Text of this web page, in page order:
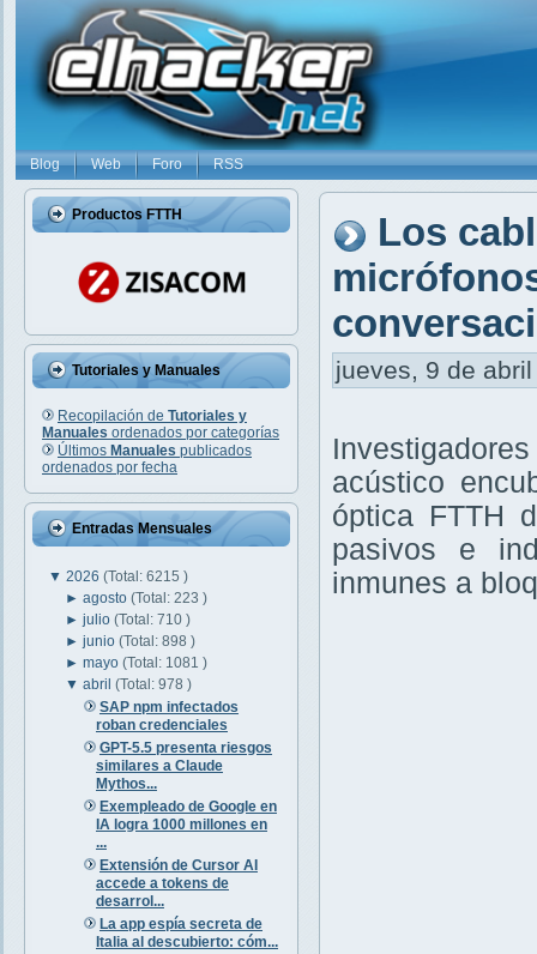
Blog Web Foro RSS
Productos FTTH
Tutoriales y Manuales
Recopilación de Tutoriales y
Manuales ordenados por categorías
Últimos Manuales publicados
ordenados por fecha
Entradas Mensuales
▼ 2026 (Total: 6215 )
►agosto(Total: 223 )
►julio(Total: 710 )
►junio(Total: 898 )
►mayo(Total: 1081 )
▼abril(Total: 978 )
SAP npm infectados
roban credenciales
GPT-5.5 presenta riesgos
similares a Claude
Mythos...
Exempleado de Google en
IA logra 1000 millones en
...
Extensión de Cursor AI
accede a tokens de
desarrol...
La app espía secreta de
Italia al descubierto: cóm...
Los
jueves, 9 de
acústico
óptica FTTH
pasivos e
inmunes a